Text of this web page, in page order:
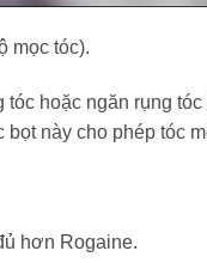
mọc tóc).
hoặc ngăn rụng
này cho phép tóc
hơn Rogaine.